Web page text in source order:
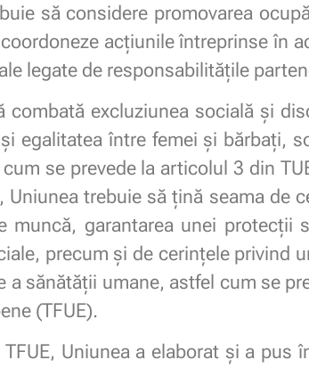
să considere promovarea
acțiunile întreprinse în
legate de responsabilitățile
excluziunea socială și
egalitatea între femei și bărbați,
se prevede la articolul 3 din
trebuie să țină seama de
garantarea unei protecții
precum și de cerințele privind
a sănătății umane, astfel cum se
(TFUE).
Uniunea a elaborat și a pus